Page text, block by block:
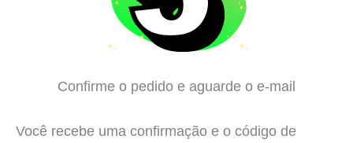
Confirme o pedido e aguarde o e-mail
Você recebe uma confirmação e o código de